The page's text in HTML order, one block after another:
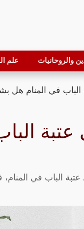
والروحانيات علم
في المنام هل
الباب في